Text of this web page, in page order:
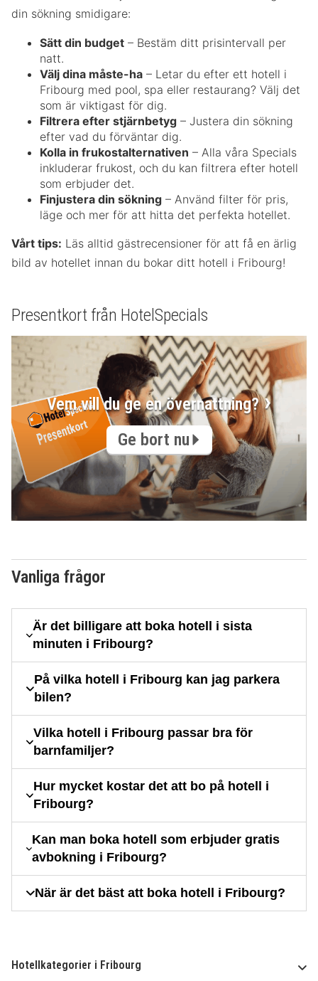
din sökning smidigare:
Sätt din budget – Bestäm ditt prisintervall per
natt.
Välj dina måste-ha – Letar du efter ett hotell i
Fribourg med pool, spa eller restaurang? Välj det
som är viktigast för dig.
Filtrera efter stjärnbetyg – Justera din sökning
efter vad du förväntar dig.
Kolla in frukostalternativen – Alla våra Specials
inkluderar frukost, och du kan filtrera efter hotell
som erbjuder det.
Finjustera din sökning – Använd filter för pris,
läge och mer för att hitta det perfekta hotellet.
Vårt tips: Läs alltid gästrecensioner för att få en ärlig
bild av hotellet innan du bokar ditt hotell i Fribourg!
Presentkort från HotelSpecials
Vem vill du ge en övernattning?
Ge bort nu
Vanliga frågor
Är det billigare att boka hotell i sista
minuten i Fribourg?
På vilka hotell i Fribourg kan jag parkera
bilen?
Vilka hotell i Fribourg passar bra för
barnfamiljer?
Hur mycket kostar det att bo på hotell i
Fribourg?
Kan man boka hotell som erbjuder gratis
avbokning i Fribourg?
När är det bäst att boka hotell i Fribourg?
Hotellkategorier i Fribourg